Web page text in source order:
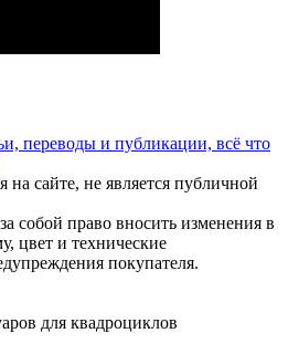
переводы и публикации, всё что
сайте, не является публичной
собой право вносить изменения в
цвет и технические
покупателя.
для квадроциклов